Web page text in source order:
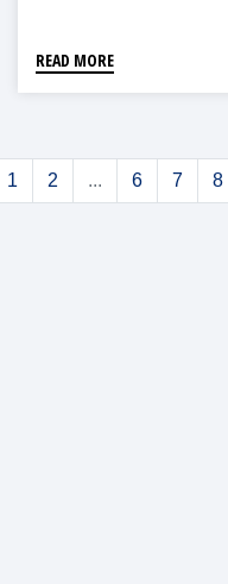
READ MORE
1 2 ... 6 7 8